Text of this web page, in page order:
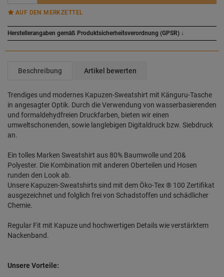
AUF DEN MERKZETTEL
Herstellerangaben gemäß Produktsicherheitsverordnung (GPSR) ↓
Beschreibung Artikel bewerten
Trendiges und modernes Kapuzen-Sweatshirt mit Känguru-Tasche
in angesagter Optik. Durch die Verwendung von wasserbasierenden
und formaldehydfreien Druckfarben, bieten wir einen
umweltschonenden, sowie langlebigen Digitaldruck bzw. Siebdruck
an.
Ein tolles Marken Sweatshirt aus 80% Baumwolle und 20&
Polyester. Die Kombination mit anderen Oberteilen und Hosen
runden den Look ab.
Unsere Kapuzen-Sweatshirts sind mit dem Öko-Tex ® 100 Zertifikat
ausgezeichnet und folglich frei von Schadstoffen und schädlicher
Chemie.
Regular Fit mit Kapuze und hochwertigen Details wie verstärktem
Nackenband.
Unsere Vorteile: